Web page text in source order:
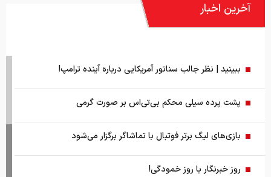
آخرین اخبار
ببینید | نظر جالب سناتور آمریکایی درباره آینده ترامپ!
پشت پرده سیلی محکم بی‌تی‌اس بر صورت گرمی
بازی‌های لیگ برتر فوتبال با تماشاگر برگزار می‌شود
روز خبرنگار یا روز خمودگی!